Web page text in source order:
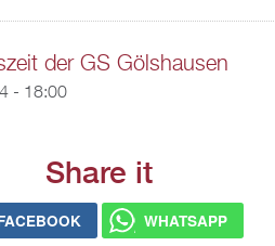
der GS Gölshausen
- 18:00
Share it
WHATSAPP